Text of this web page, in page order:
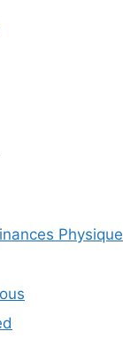
Physique